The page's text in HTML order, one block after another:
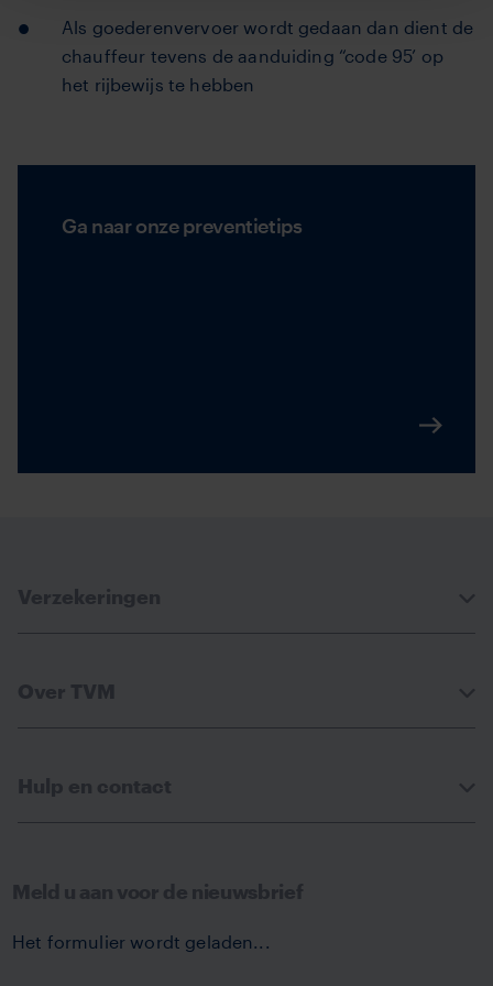
Als goederenvervoer wordt gedaan dan dient de
chauffeur tevens de aanduiding “code 95’ op
het rijbewijs te hebben
Ga naar onze preventietips
Verzekeringen
Over TVM
Hulp en contact
Meld u aan voor de nieuwsbrief
Het formulier wordt geladen...